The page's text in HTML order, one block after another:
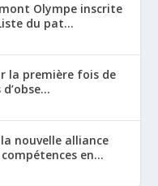
Olympe inscrite
du pat...
la première fois de
nouvelle alliance
en...